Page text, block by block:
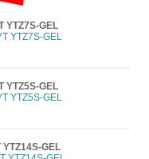
YTZ7S-GEL
YTZ5S-GEL
GEL